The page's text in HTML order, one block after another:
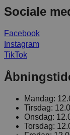
Sociale
Facebook
Instagram
TikTok
Mandag:
Tirsdag:
Onsdag:
Torsdag: